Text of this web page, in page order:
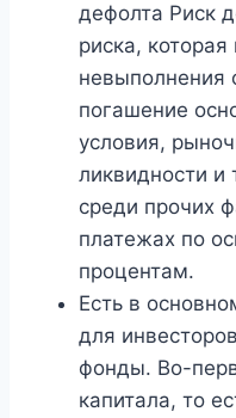
дефолта Риск
риска,
невыполнения
погашение
условия,
ликвидности и
среди прочих
платежах по
процентам.
Есть в
для
фонды. Во-
капитала, то